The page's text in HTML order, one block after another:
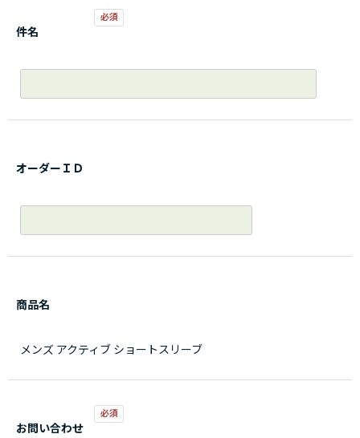
件名
オーダーＩＤ
商品名
メンズ アクティブ ショートスリーブ
お問い合わせ